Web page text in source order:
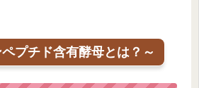
プチド含有酵母とは？～